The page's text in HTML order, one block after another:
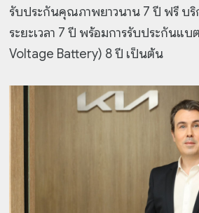
รับประกันคุณภาพยาวนาน 7 ปี ฟรี บริ
ระยะเวลา 7 ปี พร้อมการรับประกันแ
Voltage Battery) 8 ปี เป็นต้น